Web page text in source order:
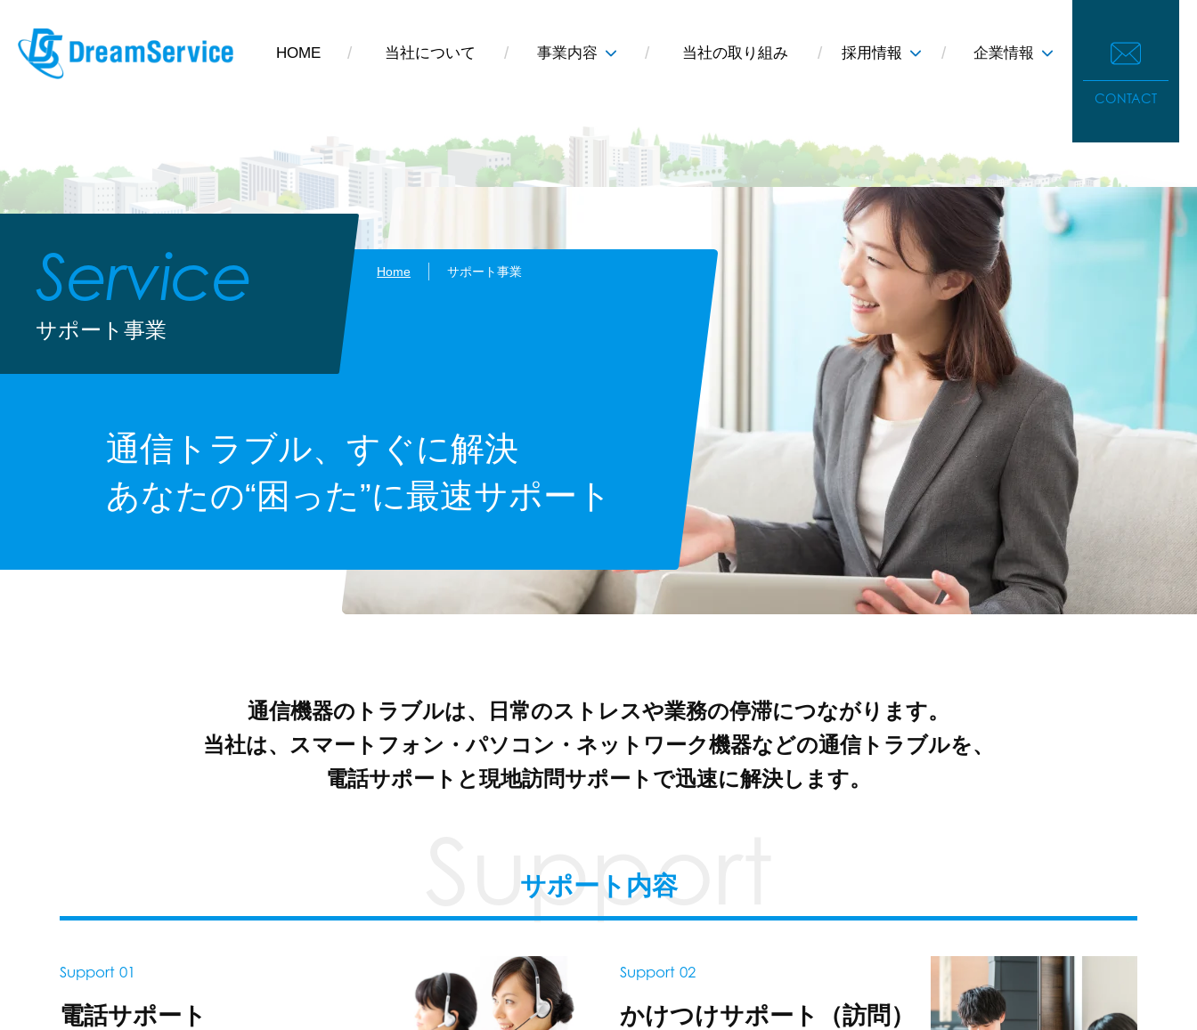
HOME 当社について 事業内容 当社の取り組み 採用情報 企業情報
Service
サポート事業
通信トラブル、すぐに解決
あなたの“困った”に最速サポート
Home サポート事業
通信機器のトラブルは、日常のストレスや業務の停滞につながります。
当社は、スマートフォン・パソコン・ネットワーク機器などの通信トラブルを、
電話サポートと現地訪問サポートで迅速に解決します。
Support
サポート内容
Support 01
電話サポート
Support 02
かけつけサポート（訪問）